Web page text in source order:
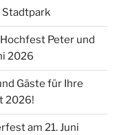
Stadtpark
Peter und
2026
Gäste für Ihre
2026!
am 21. Juni